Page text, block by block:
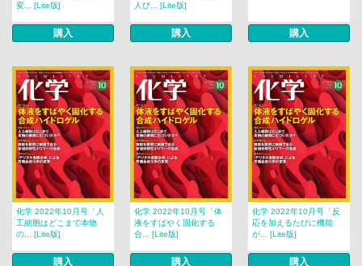
変... [Lite版]
購入
人び... [Lite版]
購入 購入
化学 2022年10月号「人
工細胞はどこまで本物
の... [Lite版]
購入
化学 2022年10月号「体
液をすばやく固化する
合... [Lite版]
購入
化学 2022年10月号「反
応を加えるたびに機能
が... [Lite版]
購入